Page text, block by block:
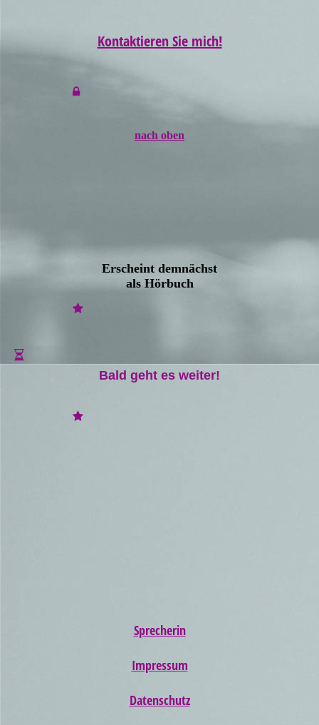
Kontaktieren Sie mich!
nach oben
Erscheint demnächst
als Hörbuch
Bald geht es weiter!
Sprecherin
Impressum
Datenschutz